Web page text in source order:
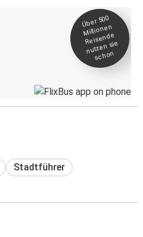
Über 500
Millionen
Reisende
nutzen sie
schon
Stadtführer